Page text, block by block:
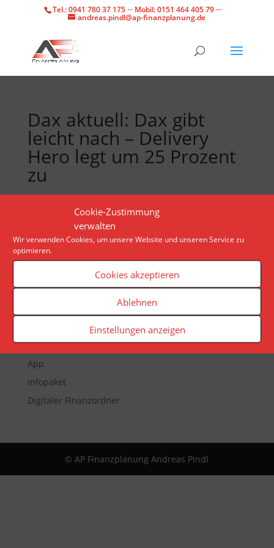
Cookie-Zustimmung
verwalten
Wir verwenden Cookies, um unsere Website und unseren Service zu
optimieren.
Cookies akzeptieren
Ablehnen
Einstellungen anzeigen
Tel.: 0941 780 37 175 ··· Mobil: 0151 464 405 79 ···
andreas.pindl@ap-finanzplanung.de
Dax aktuell: Dax gibt
leicht nach – Delivery
Hero legt um 25 Prozent
zu
Kurz vor einem neuen Rekord legt der Dax eine
Pause ein. Doch zahlreiche Quartalszahlen bewegen
die Anleger. Besonders Rheinmetall und Delivery
Hero sorgen für deutliche Kursreaktionen.
Reporting
App
Infopaket
Digitaler Finanzordner
© AP Finanzplanung Andreas Pindl